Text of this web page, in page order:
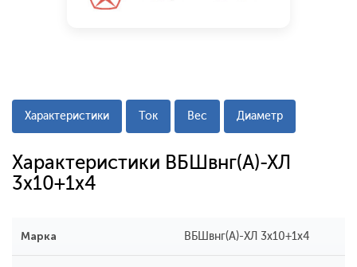
Характеристики Ток Вес Диаметр
Характеристики ВБШвнг(А)-ХЛ
3x10+1x4
Марка ВБШвнг(А)-ХЛ 3x10+1x4